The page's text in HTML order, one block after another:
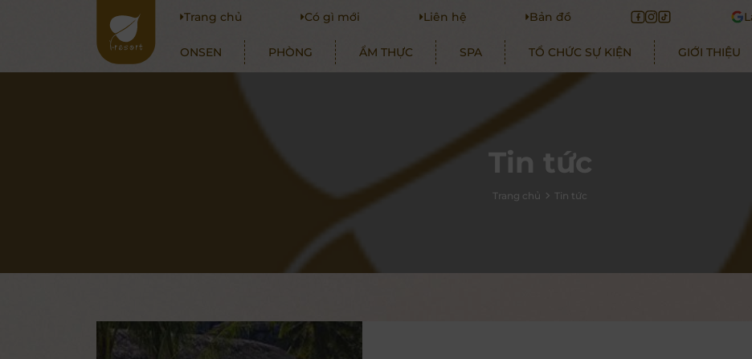
Trang chủ Có gì mới Liên hệ Bản đồ
ONSEN PHÒNG ẨM THỰC SPA TỔ CHỨC SỰ KIỆN GIỚI THIỆU
Tin tức
Trang chủ Tin tức